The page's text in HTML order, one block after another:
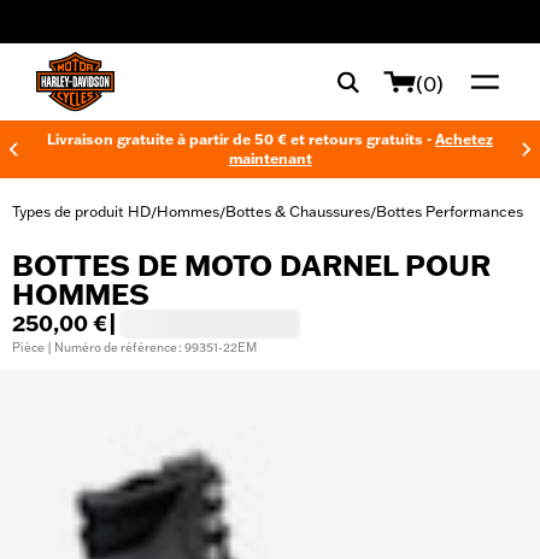
(0)
Livraison gratuite à partir de 50 € et retours gratuits - Achetez
maintenant
Types de produit HD/Hommes/Bottes & Chaussures/Bottes Performances
BOTTES DE MOTO DARNEL POUR
HOMMES
250,00 €
Pièce | Numéro de référence : 99351-22EM